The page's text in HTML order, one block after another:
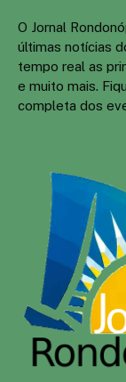
O Jornal
últimas notícias
tempo real as
e muito mais.
completa dos